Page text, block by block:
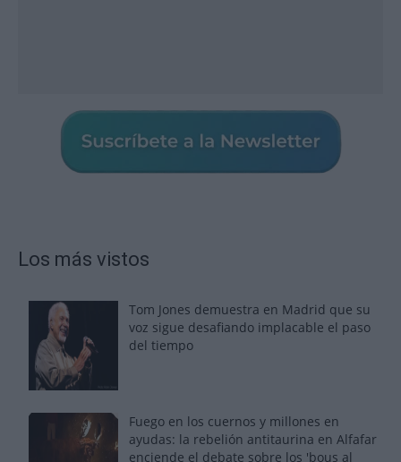
Los más vistos
Tom Jones demuestra en Madrid que su
voz sigue desafiando implacable el paso
del tiempo
Fuego en los cuernos y millones en
ayudas: la rebelión antitaurina en Alfafar
enciende el debate sobre los 'bous al